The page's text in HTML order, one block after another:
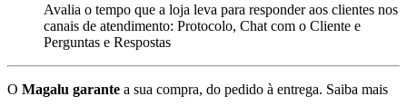
Avalia o tempo que a loja leva para responder aos clientes nos
canais de atendimento: Protocolo, Chat com o Cliente e
Perguntas e Respostas
O Magalu garante a sua compra, do pedido à entrega. Saiba mais